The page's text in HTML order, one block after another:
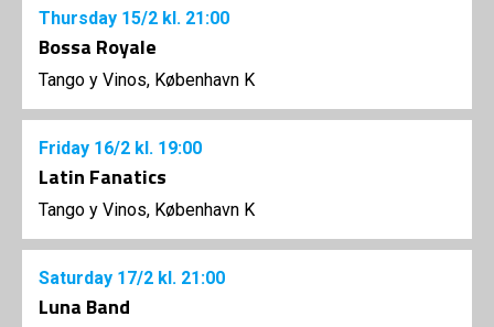
Thursday 15/2 kl. 21:00
Bossa Royale
Tango y Vinos, København K
Friday 16/2 kl. 19:00
Latin Fanatics
Tango y Vinos, København K
Saturday 17/2 kl. 21:00
Luna Band